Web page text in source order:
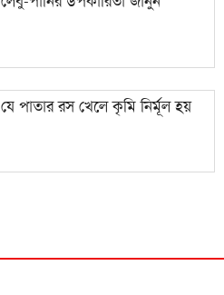
যে পাতার রস খেলে কৃমি নির্মূল হয়